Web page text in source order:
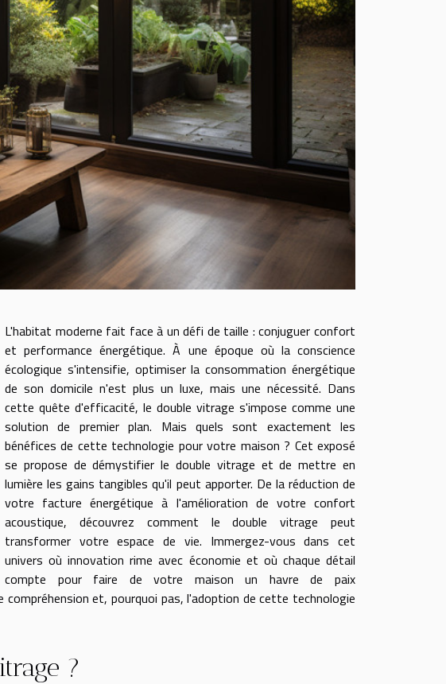
L'habitat moderne fait face à un défi de taille : conjuguer confort
et performance énergétique. À une époque où la conscience
écologique s'intensifie, optimiser la consommation énergétique
de son domicile n'est plus un luxe, mais une nécessité. Dans
cette quête d'efficacité, le double vitrage s'impose comme une
solution de premier plan. Mais quels sont exactement les
bénéfices de cette technologie pour votre maison ? Cet exposé
se propose de démystifier le double vitrage et de mettre en
lumière les gains tangibles qu'il peut apporter. De la réduction de
votre facture énergétique à l'amélioration de votre confort
acoustique, découvrez comment le double vitrage peut
transformer votre espace de vie. Immergez-vous dans cet
univers où innovation rime avec économie et où chaque détail
compte pour faire de votre maison un havre de paix
compréhension et, pourquoi pas, l'adoption de cette technologie
?